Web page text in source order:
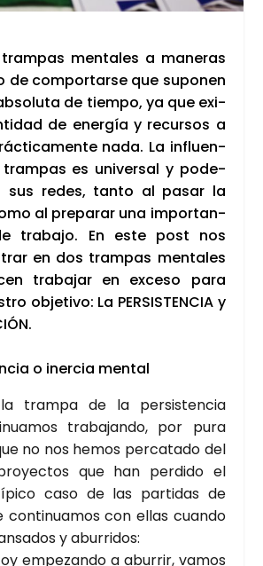
men­ta­les a mane­ras
de com­por­tar­se que supo­nen
de tiem­po, ya que exi­
de ener­gía y recur­sos a
nada. La influen­
es uni­ver­sal y pode­
sus redes, tan­to al pasar la
al pre­pa­rar una impor­tan­
tra­ba­jo. En este post nos
en dos tram­pas men­ta­les
tra­ba­jar en exce­so para
obje­ti­vo: La PER­SIS­TEN­CIA y
o iner­cia men­tal
tram­pa de la per­sis­ten­cia
tra­ba­jan­do, por pura
no nos hemos per­ca­ta­do del
que han per­di­do el
caso de las par­ti­das de
con­ti­nua­mos con ellas cuan­do
y abu­rri­dos:
empe­zan­do a abu­rrir, vamos